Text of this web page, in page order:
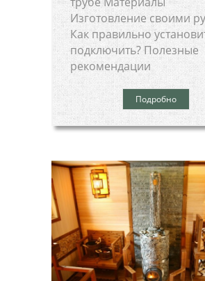
Изготовление своими
Как правильно
подключить? Полезные
рекомендации
Подробно